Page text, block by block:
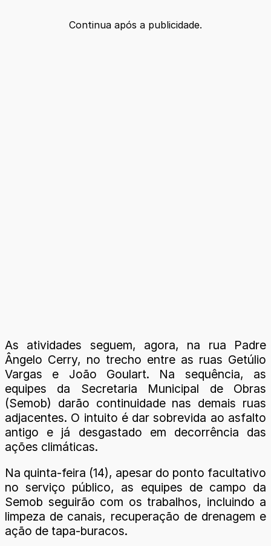
Continua após a publicidade.
As atividades seguem, agora, na rua Padre
Ângelo Cerry, no trecho entre as ruas Getúlio
Vargas e João Goulart. Na sequência, as
equipes da Secretaria Municipal de Obras
(Semob) darão continuidade nas demais ruas
adjacentes. O intuito é dar sobrevida ao asfalto
antigo e já desgastado em decorrência das
ações climáticas.
Na quinta-feira (14), apesar do ponto facultativo
no serviço público, as equipes de campo da
Semob seguirão com os trabalhos, incluindo a
limpeza de canais, recuperação de drenagem e
ação de tapa-buracos.